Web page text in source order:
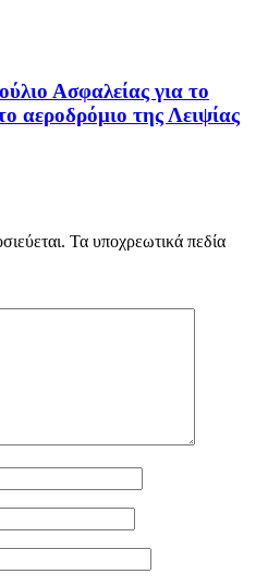
Ασφαλείας για το
αεροδρόμιο της Λειψίας
Τα υποχρεωτικά πεδία